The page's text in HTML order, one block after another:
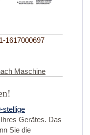
1617000697
Maschine
stellige
Gerätes. Das
Sie die